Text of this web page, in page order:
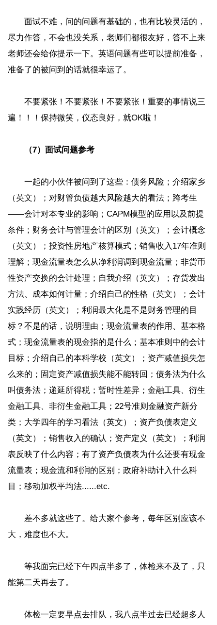
面试不难，问的问题有基础的，也有比较灵活的，
尽力作答，不会也没关系，老师们都很友好，答不上来
老师还会给你提示一下。英语问题有些可以提前准备，
准备了的被问到的话就很幸运了。
不要紧张！不要紧张！不要紧张！重要的事情说三
遍！！！保持微笑，仪态良好，就OK啦！
（7）面试问题参考
一起的小伙伴被问到了这些：债务风险；介绍家乡
（英文）；对财管负债越大风险越大的看法；跨考生
——会计对本专业的影响；CAPM模型的应用以及前提
条件；财务会计与管理会计的区别（英文）；会计概念
（英文）；投资性房地产核算模式；销售收入17年准则
理解；现金流量表怎么从净利润调到现金流量；非货币
性资产交换的会计处理；自我介绍（英文）；存货发出
方法、成本如何计量；介绍自己的性格（英文）；会计
实践经历（英文）；利润最大化是不是财务管理的目
标？不是的话，说明理由；现金流量表的作用、基本格
式；现金流量表的现金指的是什么；基本准则中的会计
目标；介绍自己的本科学校（英文）；资产减值损失怎
么来的；固定资产减值损失能不能转回；债务法为什么
叫债务法；递延所得税；暂时性差异；金融工具、衍生
金融工具、非衍生金融工具；22号准则金融资产新分
类；大学四年的学习看法（英文）；资产负债表定义
（英文）；销售收入的确认；资产定义（英文）；利润
表反映了什么内容；有了资产负债表为什么还要有现金
流量表；现金流和利润的区别；政府补助计入什么科
目；移动加权平均法......etc.
差不多就这些了。给大家个参考，每年区别应该不
大，难度也不大。
等我面完已经下午四点半多了，体检来不及了，只
能第二天再去了。
体检一定要早点去排队，我八点半过去已经超多人